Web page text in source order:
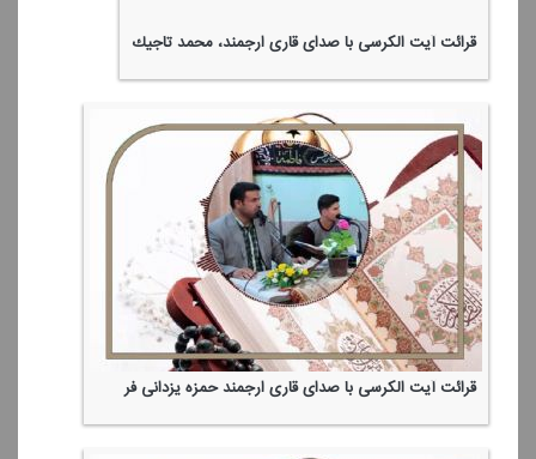
قرائت آیت الكرسی با صدای قاری ارجمند، محمد تاجیك
قرائت آیت الكرسی با صدای قاری ارجمند حمزه یزدانی فر